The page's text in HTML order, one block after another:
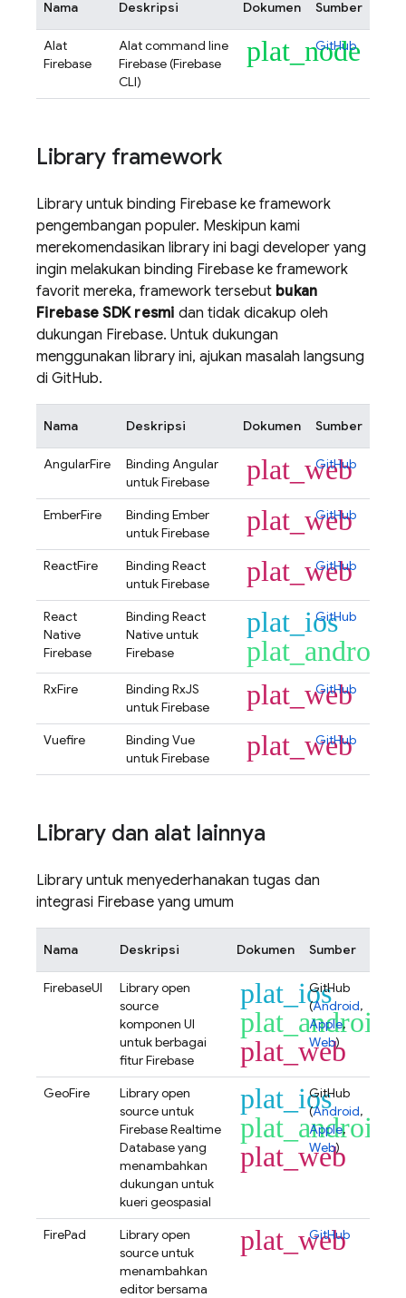
Nama Deskripsi Dokumen Sumber
Alat
Firebase
Alat command line
Firebase (Firebase
CLI)
plat_node
GitHub
Library framework
Library untuk binding Firebase ke framework
pengembangan populer. Meskipun kami
merekomendasikan library ini bagi developer yang
ingin melakukan binding Firebase ke framework
favorit mereka, framework tersebut bukan
Firebase SDK resmi dan tidak dicakup oleh
dukungan Firebase. Untuk dukungan
menggunakan library ini, ajukan masalah langsung
di GitHub.
Nama Deskripsi Dokumen Sumber
AngularFire
Binding Angular
untuk Firebase
plat_web
GitHub
EmberFire
Binding Ember
untuk Firebase
plat_web
GitHub
ReactFire
Binding React
untuk Firebase
plat_web
GitHub
React
Native
Firebase
Binding React
Native untuk
Firebase
plat_ios
plat_android
GitHub
RxFire
Binding RxJS
untuk Firebase
plat_web
GitHub
Vuefire
Binding Vue
untuk Firebase
plat_web
GitHub
Library dan alat lainnya
Library untuk menyederhanakan tugas dan
integrasi Firebase yang umum
Nama Deskripsi Dokumen Sumber
FirebaseUI
Library open
source
komponen UI
untuk berbagai
fitur Firebase
plat_ios
plat_android
plat_web
GitHub
(Android,
Apple,
Web)
GeoFire
Library open
source untuk
Firebase Realtime
Databaseyang
menambahkan
dukungan untuk
kueri geospasial
plat_ios
plat_android
plat_web
GitHub
(Android,
Apple,
Web)
FirePad
Library open
source untuk
menambahkan
editor bersama
plat_web
GitHub